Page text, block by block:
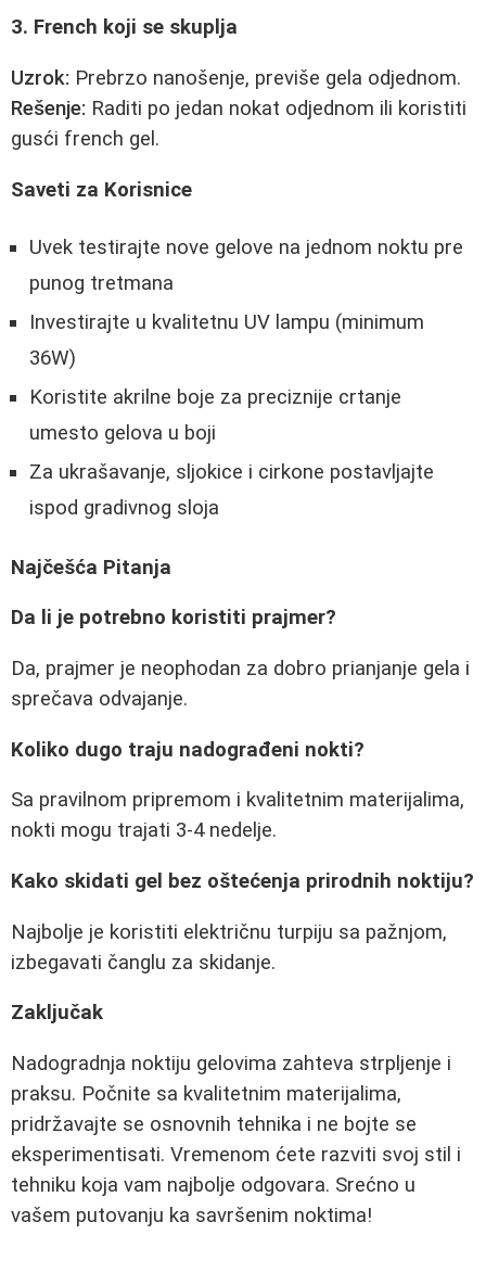
3. French koji se skuplja
Uzrok: Prebrzo nanošenje, previše gela odjednom.
Rešenje: Raditi po jedan nokat odjednom ili koristiti
gusći french gel.
Saveti za Korisnice
Uvek testirajte nove gelove na jednom noktu pre
punog tretmana
Investirajte u kvalitetnu UV lampu (minimum
36W)
Koristite akrilne boje za preciznije crtanje
umesto gelova u boji
Za ukrašavanje, sljokice i cirkone postavljajte
ispod gradivnog sloja
Najčešća Pitanja
Da li je potrebno koristiti prajmer?
Da, prajmer je neophodan za dobro prianjanje gela i
sprečava odvajanje.
Koliko dugo traju nadograđeni nokti?
Sa pravilnom pripremom i kvalitetnim materijalima,
nokti mogu trajati 3-4 nedelje.
Kako skidati gel bez oštećenja prirodnih noktiju?
Najbolje je koristiti električnu turpiju sa pažnjom,
izbegavati čanglu za skidanje.
Zaključak
Nadogradnja noktiju gelovima zahteva strpljenje i
praksu. Počnite sa kvalitetnim materijalima,
pridržavajte se osnovnih tehnika i ne bojte se
eksperimentisati. Vremenom ćete razviti svoj stil i
tehniku koja vam najbolje odgovara. Srećno u
vašem putovanju ka savršenim noktima!